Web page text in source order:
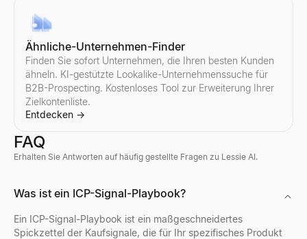
Follow-up-E-Mail-Generator
Entdecken→
Kostenloses Kaltanruf-Tool
Entdecken
Ähnliche-Unternehmen-Finder
Finden Sie sofort Unternehmen, die Ihren besten Kunden
ähneln. KI-gestützte Lookalike-Unternehmenssuche für
B2B-Prospecting. Kostenloses Tool zur Erweiterung Ihrer
Zielkontenliste.
Entdecken →
Sehen Sie, wer gerade einstellt – ein Live-Feed von echten
Discord-Avatare, Banner, Benutzernamen und Abzeichen aus
FAQ
Erhalten Sie Antworten auf häufig gestellte Fragen zu Lessie AI.
Was ist ein ICP-Signal-Playbook?
Ein ICP-Signal-Playbook ist ein maßgeschneidertes
Spickzettel der Kaufsignale, die für Ihr spezifisches Produkt